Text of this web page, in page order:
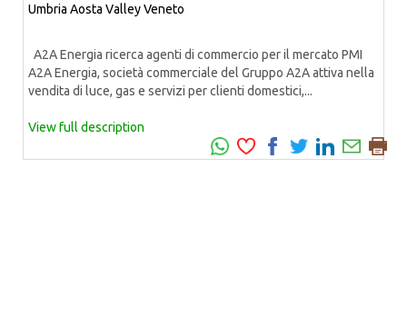
Umbria Aosta ValleyVeneto
A2A Energia ricerca agenti di commercio per il mercato PMI
A2A Energia, società commerciale del Gruppo A2A attiva nella
vendita di luce, gas e servizi per clienti domestici,...
View full description